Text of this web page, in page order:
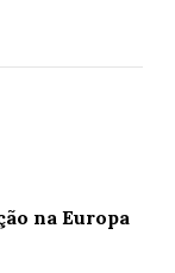
na Europa